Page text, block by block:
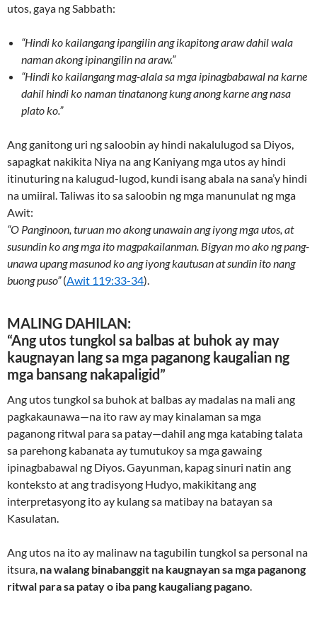
utos, gaya ng Sabbath:
“Hindi ko kailangang ipangilin ang ikapitong araw dahil wala
naman akong ipinangilin na araw.”
“Hindi ko kailangang mag-alala sa mga ipinagbabawal na karne
dahil hindi ko naman tinatanong kung anong karne ang nasa
plato ko.”
Ang ganitong uri ng saloobin ay hindi nakalulugod sa Diyos,
sapagkat nakikita Niya na ang Kaniyang mga utos ay hindi
itinuturing na kalugud-lugod, kundi isang abala na sana’y hindi
na umiiral. Taliwas ito sa saloobin ng mga manunulat ng mga
Awit:
“O Panginoon, turuan mo akong unawain ang iyong mga utos, at
susundin ko ang mga ito magpakailanman. Bigyan mo ako ng pang-
unawa upang masunod ko ang iyong kautusan at sundin ito nang
buong puso”(Awit 119:33-34).
MALING DAHILAN:
“Ang utos tungkol sa balbas at buhok ay may
kaugnayan lang sa mga paganong kaugalian ng
mga bansang nakapaligid”
Ang utos tungkol sa buhok at balbas ay madalas na mali ang
pagkakaunawa—na ito raw ay may kinalaman sa mga
paganong ritwal para sa patay—dahil ang mga katabing talata
sa parehong kabanata ay tumutukoy sa mga gawaing
ipinagbabawal ng Diyos. Gayunman, kapag sinuri natin ang
konteksto at ang tradisyong Hudyo, makikitang ang
interpretasyong ito ay kulang sa matibay na batayan sa
Kasulatan.
Ang utos na ito ay malinaw na tagubilin tungkol sa personal na
itsura, na walang binabanggit na kaugnayan sa mga paganong
ritwal para sa patay o iba pang kaugaliang pagano.